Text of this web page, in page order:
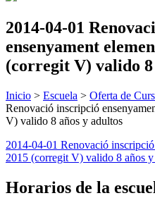
2014-04-01
ensenyament
(corregit V) valido 8
Inicio > Escuela > Oferta de
Renovació inscripció
V) valido 8 años y adultos
2014-04-01 Renovació
2015 (corregit V) valido 8 años
Horarios de la